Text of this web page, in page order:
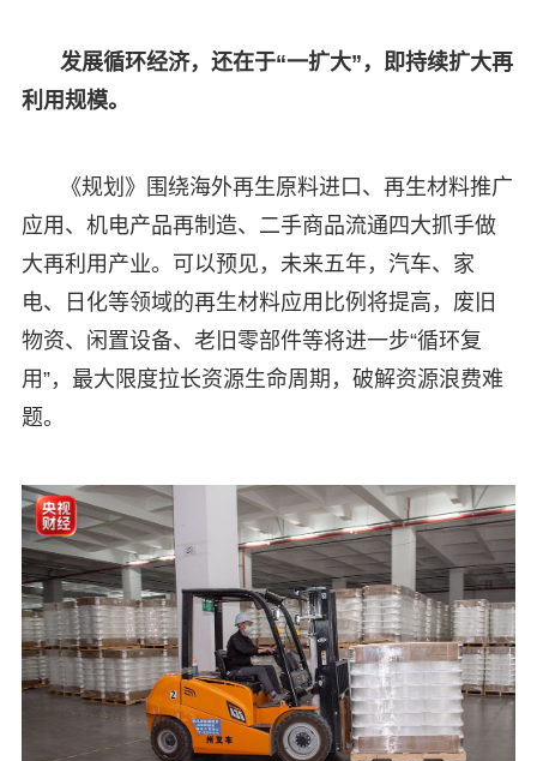
发展循环经济，还在于“一扩大”，即持续扩大再
利用规模。
《规划》围绕海外再生原料进口、再生材料推广
应用、机电产品再制造、二手商品流通四大抓手做
大再利用产业。可以预见，未来五年，汽车、家
电、日化等领域的再生材料应用比例将提高，废旧
物资、闲置设备、老旧零部件等将进一步“循环复
用”，最大限度拉长资源生命周期，破解资源浪费难
题。